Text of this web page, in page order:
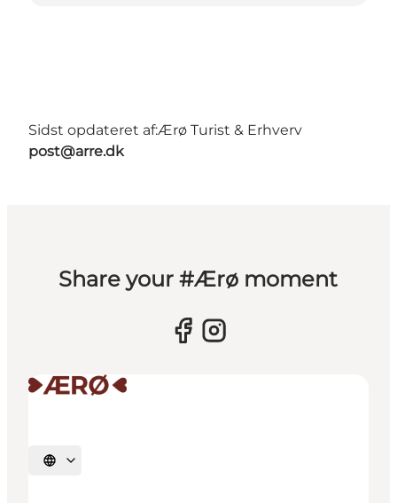
Sidst opdateret af:Ærø Turist & Erhverv
post@arre.dk
Share your #Ærø moment
Vælg sprog